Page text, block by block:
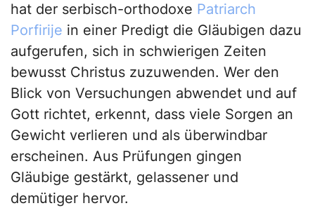
hat der serbisch-orthodoxe Patriarch
Porfirije in einer Predigt die Gläubigen dazu
aufgerufen, sich in schwierigen Zeiten
bewusst Christus zuzuwenden. Wer den
Blick von Versuchungen abwendet und auf
Gott richtet, erkennt, dass viele Sorgen an
Gewicht verlieren und als überwindbar
erscheinen. Aus Prüfungen gingen
Gläubige gestärkt, gelassener und
demütiger hervor.